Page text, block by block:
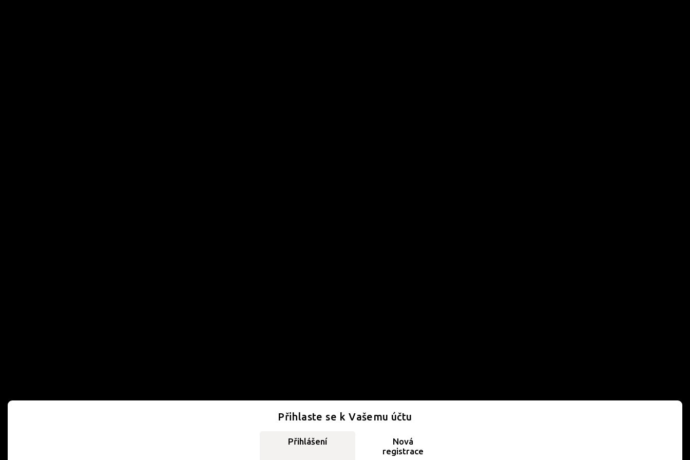
Přihlaste se k Vašemu účtu
Přihlášení
Nová
registrace